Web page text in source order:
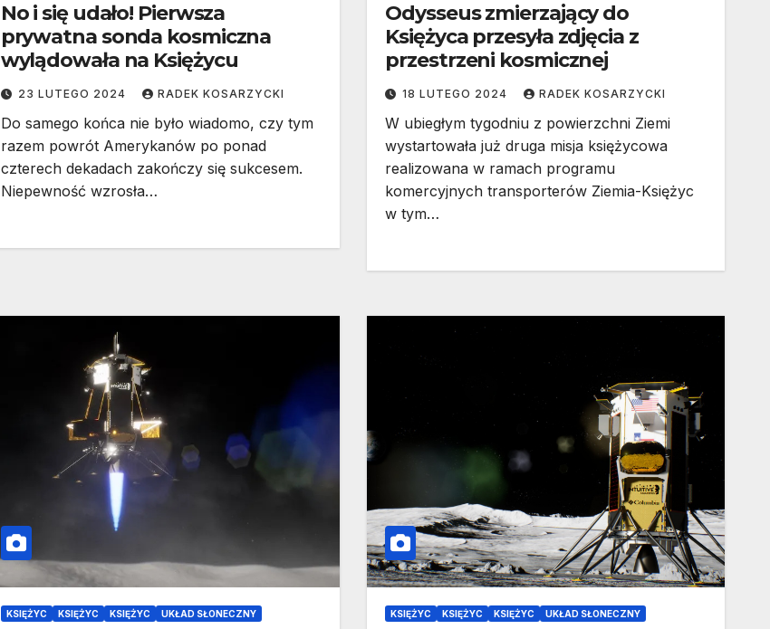
No i się udało! Pierwsza
prywatna sonda kosmiczna
wylądowała na Księżycu
23 LUTEGO 2024 RADEK KOSARZYCKI
Do samego końca nie było wiadomo, czy tym
razem powrót Amerykanów po ponad
czterech dekadach zakończy się sukcesem.
Niepewność wzrosła…
Odysseus zmierzający do
Księżyca przesyła zdjęcia z
przestrzeni kosmicznej
18 LUTEGO 2024 RADEK KOSARZYCKI
W ubiegłym tygodniu z powierzchni Ziemi
wystartowała już druga misja księżycowa
realizowana w ramach programu
komercyjnych transporterów Ziemia-Księżyc
w tym…
KSIĘŻYC KSIĘŻYC KSIĘŻYC UKŁAD SŁONECZNY KSIĘŻYC KSIĘŻYC KSIĘŻYC UKŁAD SŁONECZNY